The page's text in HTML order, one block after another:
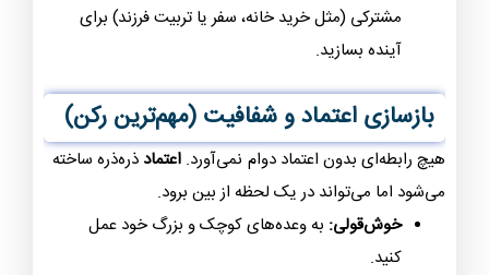
مشترکی (مثل خرید خانه، سفر یا تربیت فرزند) برای
آینده بسازید.
بازسازی اعتماد و شفافیت (مهم‌ترین رکن)
هیچ رابطه‌ای بدون اعتماد دوام نمی‌آورد. اعتماد ذره‌ذره ساخته
می‌شود اما می‌تواند در یک لحظه از بین برود.
خوش‌قولی: به وعده‌های کوچک و بزرگ خود عمل
کنید.